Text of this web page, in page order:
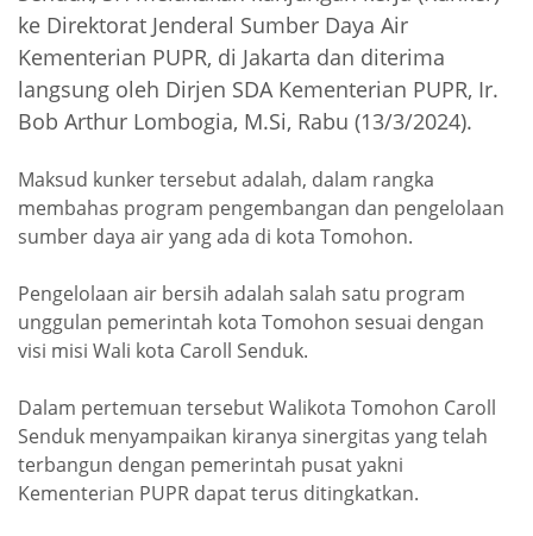
ke Direktorat Jenderal Sumber Daya Air
Kementerian PUPR, di Jakarta dan diterima
langsung oleh Dirjen SDA Kementerian PUPR, Ir.
Bob Arthur Lombogia, M.Si, Rabu (13/3/2024).
Maksud kunker tersebut adalah, dalam rangka
membahas program pengembangan dan pengelolaan
sumber daya air yang ada di kota Tomohon.
Pengelolaan air bersih adalah salah satu program
unggulan pemerintah kota Tomohon sesuai dengan
visi misi Wali kota Caroll Senduk.
Dalam pertemuan tersebut Walikota Tomohon Caroll
Senduk menyampaikan kiranya sinergitas yang telah
terbangun dengan pemerintah pusat yakni
Kementerian PUPR dapat terus ditingkatkan.